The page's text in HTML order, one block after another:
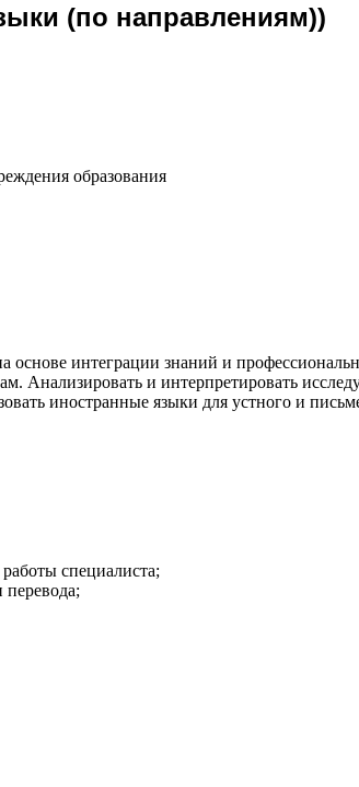
(по направлениям))
образования
интеграции знаний и
Анализировать и интерпретировать
иностранные языки для устного и
специалиста;